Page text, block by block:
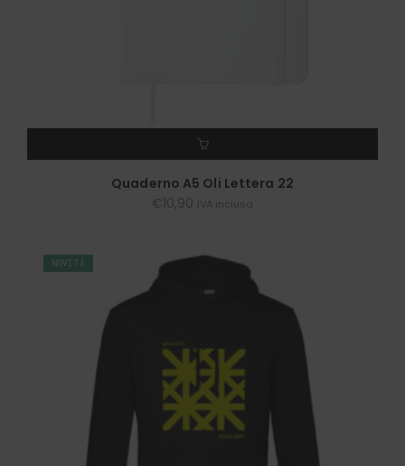
AGGIUNGI AL CARRELLO
Quaderno A5 Oli Lettera 22
€10,90 IVA inclusa
NOVITÀ